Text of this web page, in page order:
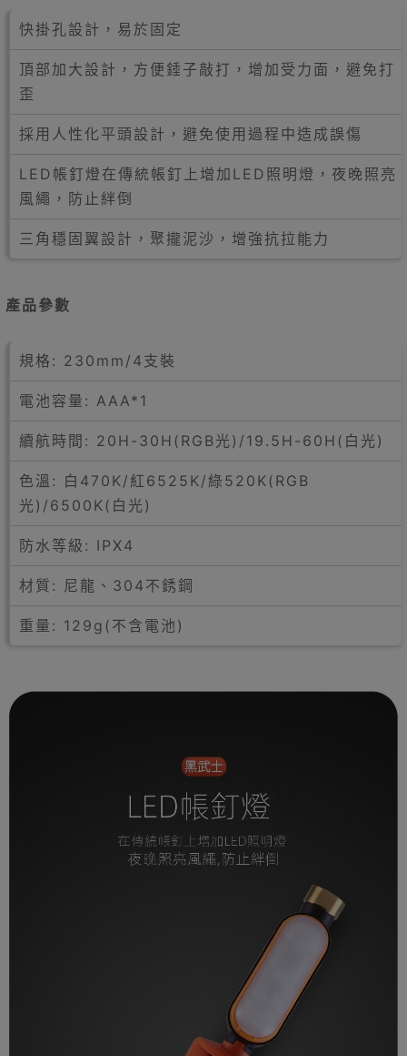
快掛孔設計，易於固定
頂部加大設計，方便錘子敲打，增加受力面，避免打
歪
採用人性化平頭設計，避免使用過程中造成誤傷
LED帳釘燈在傳統帳釘上增加LED照明燈，夜晚照亮
風繩，防止絆倒
三角穩固翼設計，聚攏泥沙，增強抗拉能力
產品參數
規格: 230mm/4支裝
電池容量: AAA*1
續航時間: 20H-30H(RGB光)/19.5H-60H(白光)
色溫: 白470K/紅6525K/綠520K(RGB
光)/6500K(白光)
防水等級: IPX4
材質: 尼龍、304不銹鋼
重量: 129g(不含電池)